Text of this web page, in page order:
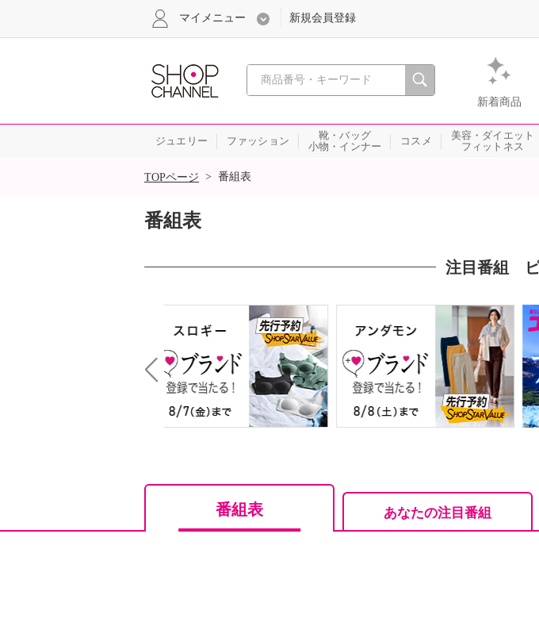
心おどる、瞬間を。通販・テレビショッピング
新着商品
マイメニュー 新規会員登録
ジュエリー ファッション
靴・バッグ
小物・インナー
コスメ
美容・ダイエット
フィットネス
SALE
TOPページ > 番組表
番組表
注目番組
番組表 あなたの注目番組